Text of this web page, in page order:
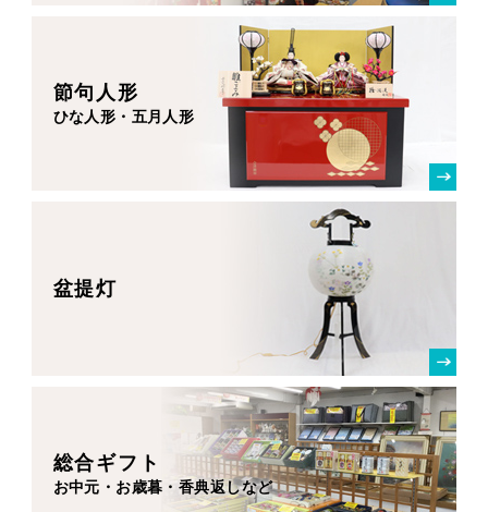
節句人形
ひな人形・五月人形
盆提灯
総合ギフト
お中元・お歳暮・香典返しなど